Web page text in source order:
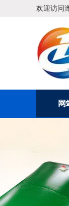
欢迎访问
网